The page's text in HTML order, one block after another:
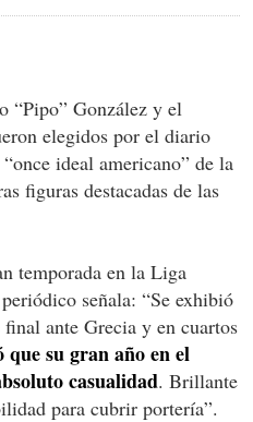
“Pipo” González y el
elegidos por el diario
ideal americano” de la
figuras destacadas de las
temporada en la Liga
señala: “Se exhibió
ante Grecia y en cuartos
su gran año en el
casualidad. Brillante
para cubrir portería”.